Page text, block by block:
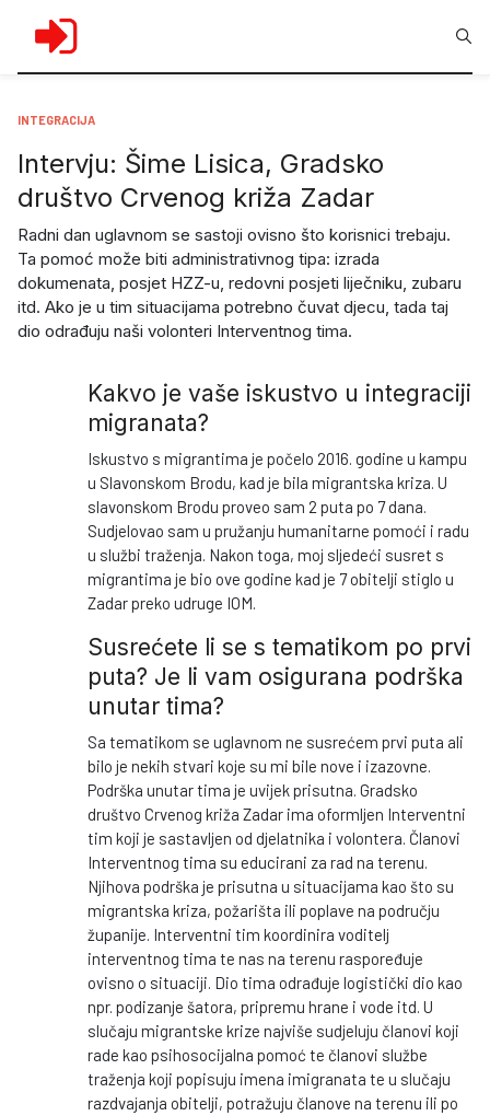
INTEGRACIJA
Intervju: Šime Lisica, Gradsko
društvo Crvenog križa Zadar
Radni dan uglavnom se sastoji ovisno što korisnici trebaju.
Ta pomoć može biti administrativnog tipa: izrada
dokumenata, posjet HZZ-u, redovni posjeti liječniku, zubaru
itd. Ako je u tim situacijama potrebno čuvat djecu, tada taj
dio odrađuju naši volonteri Interventnog tima.
Kakvo je vaše iskustvo u integraciji
migranata?
Iskustvo s migrantima je počelo 2016. godine u kampu
u Slavonskom Brodu, kad je bila migrantska kriza. U
slavonskom Brodu proveo sam 2 puta po 7 dana.
Sudjelovao sam u pružanju humanitarne pomoći i radu
u službi traženja. Nakon toga, moj sljedeći susret s
migrantima je bio ove godine kad je 7 obitelji stiglo u
Zadar preko udruge IOM.
Susrećete li se s tematikom po prvi
puta? Je li vam osigurana podrška
unutar tima?
Sa tematikom se uglavnom ne susrećem prvi puta ali
bilo je nekih stvari koje su mi bile nove i izazovne.
Podrška unutar tima je uvijek prisutna. Gradsko
društvo Crvenog križa Zadar ima oformljen Interventni
tim koji je sastavljen od djelatnika i volontera. Članovi
Interventnog tima su educirani za rad na terenu.
Njihova podrška je prisutna u situacijama kao što su
migrantska kriza, požarišta ili poplave na području
županije. Interventni tim koordinira voditelj
interventnog tima te nas na terenu raspoređuje
ovisno o situaciji. Dio tima odrađuje logistički dio kao
npr. podizanje šatora, pripremu hrane i vode itd. U
slučaju migrantske krize najviše sudjeluju članovi koji
rade kao psihosocijalna pomoć te članovi službe
traženja koji popisuju imena imigranata te u slučaju
razdvajanja obitelji, potražuju članove na terenu ili po